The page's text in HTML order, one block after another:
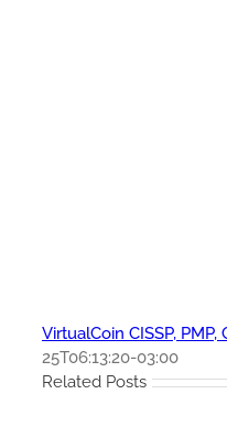
VirtualCoin CISSP, PMP,
25T06:13:20-03:00
Related Posts